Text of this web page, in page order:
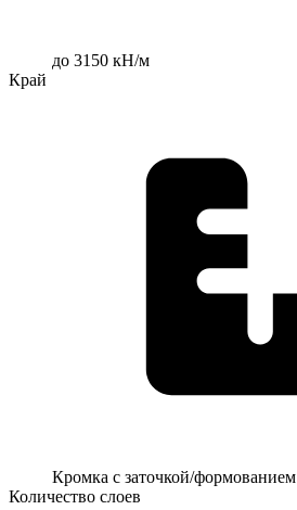
до 3150 кН/м
Край
Кромка с заточкой/формованием
Количество слоев